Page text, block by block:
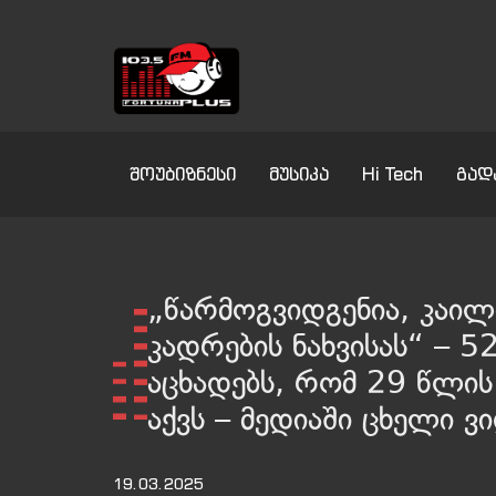
შოუბიზნესი მუსიკა Hi Tech
„წარმოგვიდგენია,
კადრების ნახვისას“ –
აცხადებს, რომ 29 წლის
აქვს – მედიაში ცხელი
19.03.2025